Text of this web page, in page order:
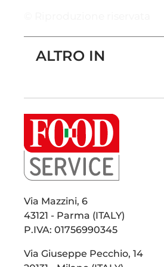
ALTRO IN
Via Mazzini, 6
43121 - Parma (ITALY)
P.IVA: 01756990345
Via Giuseppe Pecchio, 14